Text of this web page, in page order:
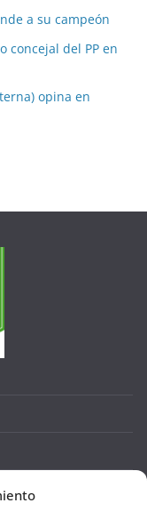
a su campeón
concejal del PP en
opina en